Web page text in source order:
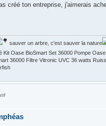
créé ton entreprise, j'aimerais
sauver un arbre, c'est sauver la nature
Kit Oase BioSmart Set 36000 Pompe
36000 Filtre Vitronic UVC 36 watts